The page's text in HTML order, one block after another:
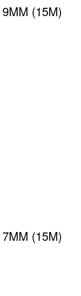
(15M)
(15M)